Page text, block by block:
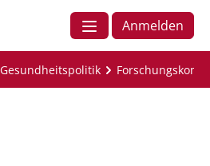
Anmelden
Gesundheitspolitik